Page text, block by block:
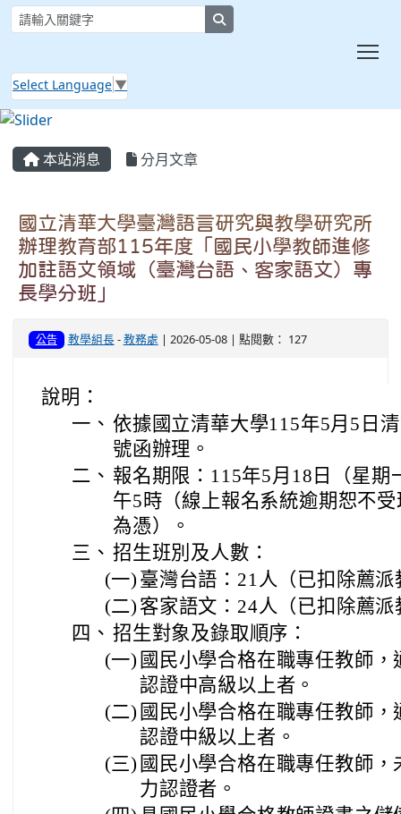
Select Language ▼
本站消息 分月文章
國立清華大學臺灣語言研究與教學研究所
辦理教育部115年度「國民小學教師進修
加註語文領域（臺灣台語、客家語文）專
長學分班」
公告 教學組長-教務處 | 2026-05-08 | 點閱數： 127
說明：
一、 依據國立清華大學115年5月5日
號函辦理。
二、 報名期限：115年5月18日（星期
午5時（線上報名系統逾期恕不
為憑）。
三、 招生班別及人數：
(一) 臺灣台語：21人（已扣除薦
(二) 客家語文：24人（已扣除薦
四、 招生對象及錄取順序：
(一) 國民小學合格在職專任教師
認證中高級以上者。
(二) 國民小學合格在職專任教師
認證中級以上者。
(三) 國民小學合格在職專任教師
力認證者。